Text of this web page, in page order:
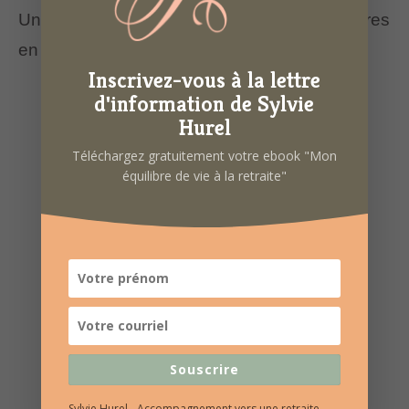
Une belle matinée d’échanges et de rencontres
en perspective.
Inscrivez-vous à la lettre
d'information de Sylvie
Hurel
Téléchargez gratuitement votre ebook "Mon
équilibre de vie à la retraite"
Souscrire